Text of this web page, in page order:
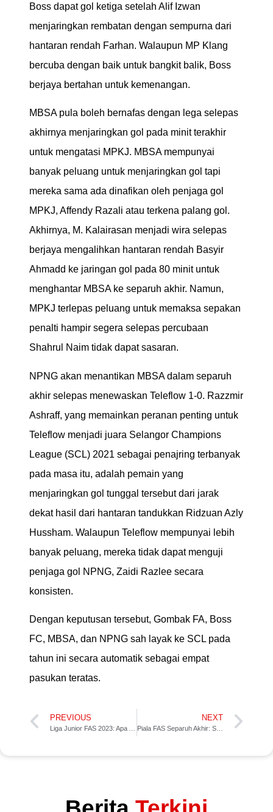
Boss dapat gol ketiga setelah Alif Izwan
menjaringkan rembatan dengan sempurna dari
hantaran rendah Farhan. Walaupun MP Klang
bercuba dengan baik untuk bangkit balik, Boss
berjaya bertahan untuk kemenangan.
MBSA pula boleh bernafas dengan lega selepas
akhirnya menjaringkan gol pada minit terakhir
untuk mengatasi MPKJ. MBSA mempunyai
banyak peluang untuk menjaringkan gol tapi
mereka sama ada dinafikan oleh penjaga gol
MPKJ, Affendy Razali atau terkena palang gol.
Akhirnya, M. Kalairasan menjadi wira selepas
berjaya mengalihkan hantaran rendah Basyir
Ahmadd ke jaringan gol pada 80 minit untuk
menghantar MBSA ke separuh akhir. Namun,
MPKJ terlepas peluang untuk memaksa sepakan
penalti hampir segera selepas percubaan
Shahrul Naim tidak dapat sasaran.
NPNG akan menantikan MBSA dalam separuh
akhir selepas menewaskan Teleflow 1-0. Razzmir
Ashraff, yang memainkan peranan penting untuk
Teleflow menjadi juara Selangor Champions
League (SCL) 2021 sebagai penajring terbanyak
pada masa itu, adalah pemain yang
menjaringkan gol tunggal tersebut dari jarak
dekat hasil dari hantaran tandukkan Ridzuan Azly
Hussham. Walaupun Teleflow mempunyai lebih
banyak peluang, mereka tidak dapat menguji
penjaga gol NPNG, Zaidi Razlee secara
konsisten.
Dengan keputusan tersebut, Gombak FA, Boss
FC, MBSA, dan NPNG sah layak ke SCL pada
tahun ini secara automatik sebagai empat
pasukan teratas.
PREVIOUS NEXT
Piala FAS Separuh Akhir: SFC Youth, MP Sepang Masuk Perlawanan Akhir